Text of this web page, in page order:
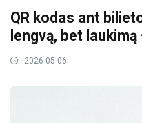
QR kodas ant
lengvą, bet
2026-05-06